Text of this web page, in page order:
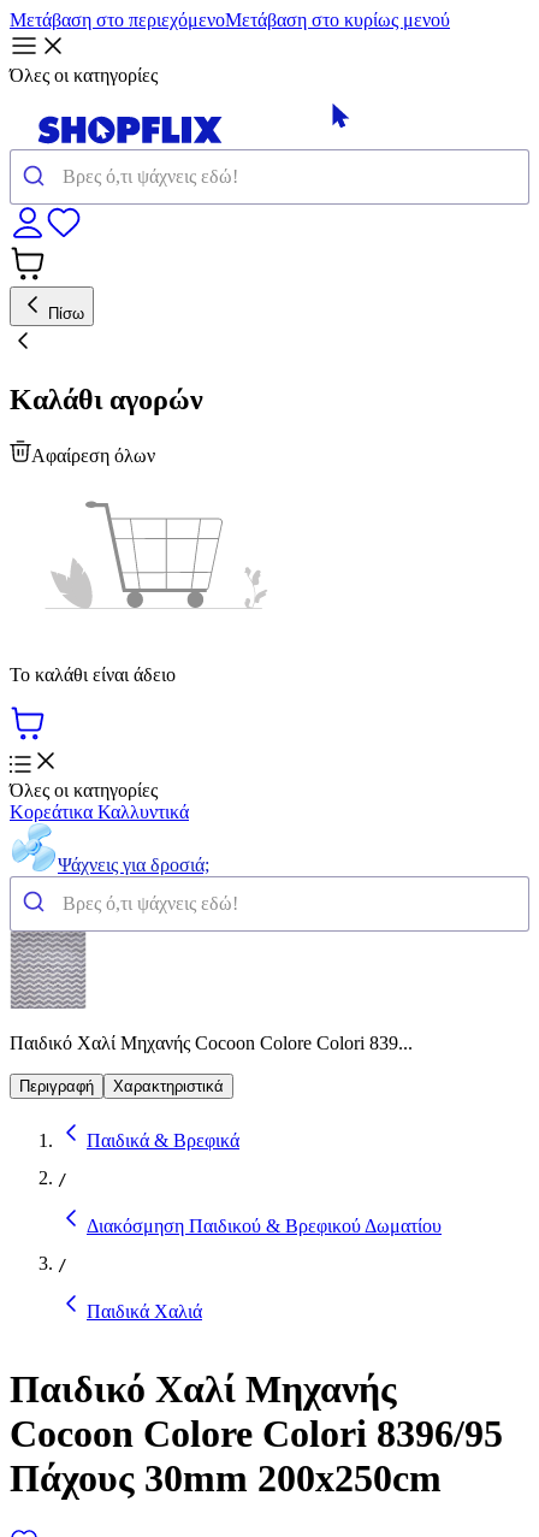
Μετάβαση στο περιεχόμενοΜετάβαση στο κυρίως μενού
Όλες οι κατηγορίες
Πίσω
Καλάθι αγορών
Αφαίρεση όλων
Το καλάθι είναι άδειο
Όλες οι κατηγορίες
Κορεάτικα Καλλυντικά
Ψάχνεις για δροσιά;
Παιδικό Χαλί Μηχανής Cocoon Colore Colori 839...
Περιγραφή Χαρακτηριστικά
Παιδικά & Βρεφικά
/
Διακόσμηση Παιδικού & Βρεφικού Δωματίου
/
Παιδικά Χαλιά
Παιδικό Χαλί Μηχανής
Cocoon Colore Colori 8396/95
Πάχους 30mm 200x250cm